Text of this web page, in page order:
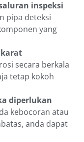
inspeksi
pipa deteksi
yang
secara berkala
tetap kokoh
diperlukan
kebocoran atau
anda dapat